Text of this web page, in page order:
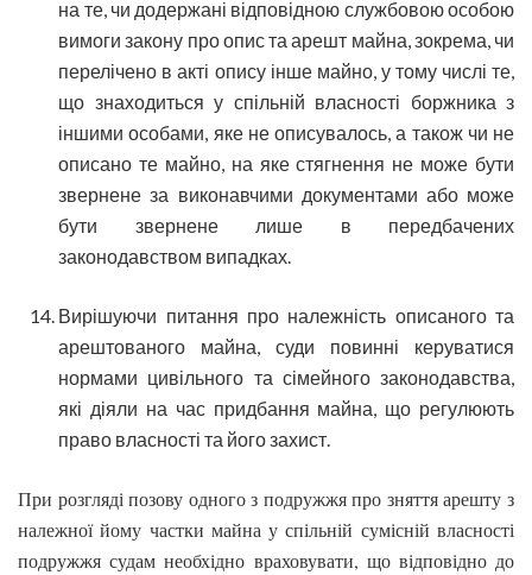
на те, чи додержані відповідною службовою особою
вимоги закону про опис та арешт майна, зокрема, чи
перелічено в акті опису інше майно, у тому числі те,
що знаходиться у спільній власності боржника з
іншими особами, яке не описувалось, а також чи не
описано те майно, на яке стягнення не може бути
звернене за виконавчими документами або може
бути звернене лише в передбачених
законодавством випадках.
Вирішуючи питання про належність описаного та
арештованого майна, суди повинні керуватися
нормами цивільного та сімейного законодавства,
які діяли на час придбання майна, що регулюють
право власності та його захист.
При розгляді позову одного з подружжя про зняття арешту з
належної йому частки майна у спільній сумісній власності
подружжя судам необхідно враховувати, що відповідно до